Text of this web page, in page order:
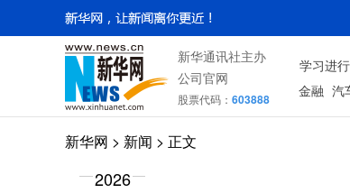
新华通讯社主办
公司官网
股票代码： 603888
学习进
金融 汽
新华网 > 新闻 > 正文
2026